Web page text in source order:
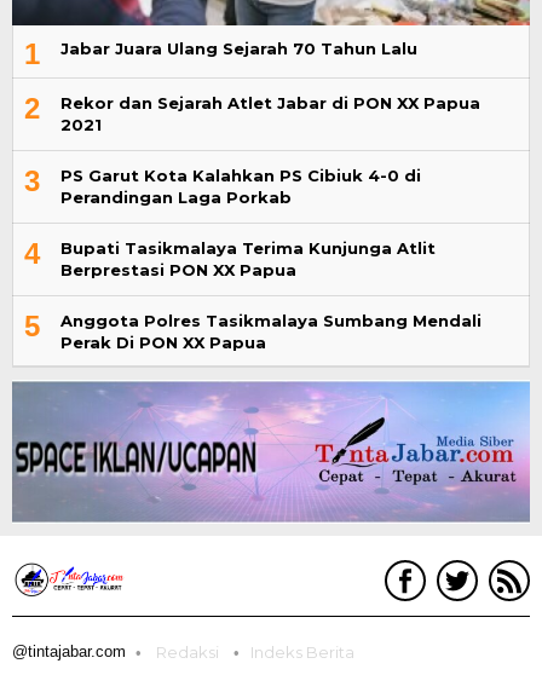
1 Jabar Juara Ulang Sejarah 70 Tahun Lalu
2
Rekor dan Sejarah Atlet Jabar di PON XX Papua
2021
3
PS Garut Kota Kalahkan PS Cibiuk 4-0 di
Perandingan Laga Porkab
4
Bupati Tasikmalaya Terima Kunjunga Atlit
Berprestasi PON XX Papua
5
Anggota Polres Tasikmalaya Sumbang Mendali
Perak Di PON XX Papua
@tintajabar.com Redaksi Indeks Berita